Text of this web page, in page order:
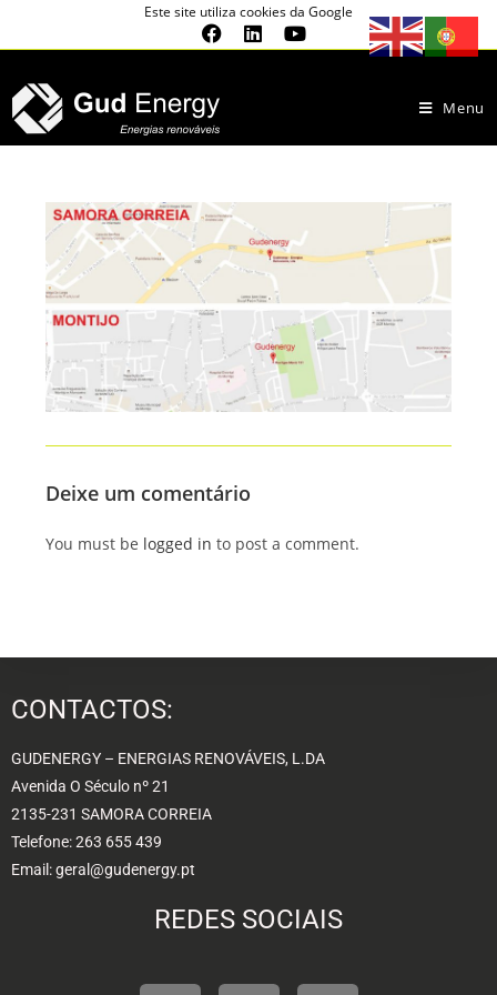
Este site utiliza cookies da Google
Menu
Deixe um comentário
You must be logged in to post a comment.
CONTACTOS:
GUDENERGY – ENERGIAS RENOVÁVEIS, L.DA
Avenida O Século nº 21
2135-231 SAMORA CORREIA
Telefone: 263 655 439
Email: geral@gudenergy.pt
REDES SOCIAIS